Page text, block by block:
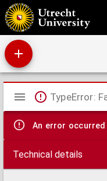
Den siecken troost, welc is een
der salicheyt om gewillichlijck te
Mirador
viewer
TypeError:
An error occurred
Technical details